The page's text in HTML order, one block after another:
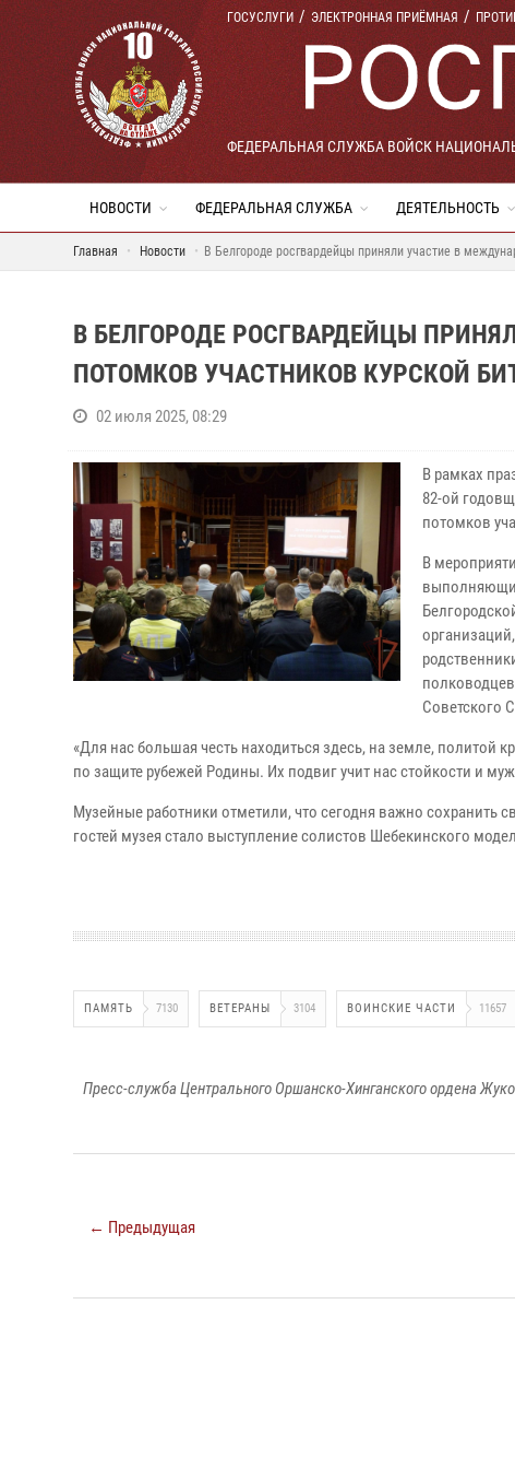
ГОСУСЛУГИ ЭЛЕКТРОННАЯ ПРИЁМНАЯ
ФЕДЕРАЛЬНАЯ СЛУЖБА ВОЙСК
НОВОСТИ ФЕДЕРАЛЬНАЯ СЛУЖБА ДЕЯТЕЛЬНОСТЬ
Главная Новости В Белгороде росгвардейцы приняли участие в
В БЕЛГОРОДЕ РОСГВАРДЕЙЦЫ
ПОТОМКОВ УЧАСТНИКОВ КУРСКОЙ
02 июля 2025, 08:29
В рамках
82-ой
потомков
В
Советского
«Для нас большая честь находиться здесь, на земле,
по защите рубежей Родины. Их подвиг учит нас стойкости и
Музейные работники отметили, что сегодня важно
гостей музея стало выступление солистов Шебекинского
ПАМЯТЬ 7130 ВЕТЕРАНЫ 3104 ВОИНСКИЕ ЧАСТИ 11657
Пресс-служба Центрального Оршанско-Хинганского ордена
← Предыдущая